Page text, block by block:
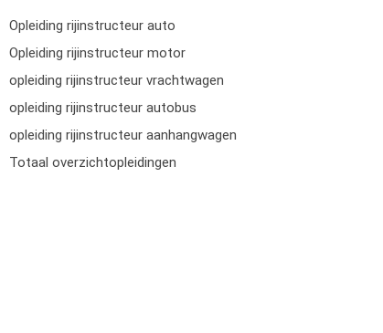
Opleiding rijinstructeur auto
Opleiding rijinstructeur motor
opleiding rijinstructeur vrachtwagen
opleiding rijinstructeur autobus
opleiding rijinstructeur aanhangwagen
Totaal overzichtopleidingen